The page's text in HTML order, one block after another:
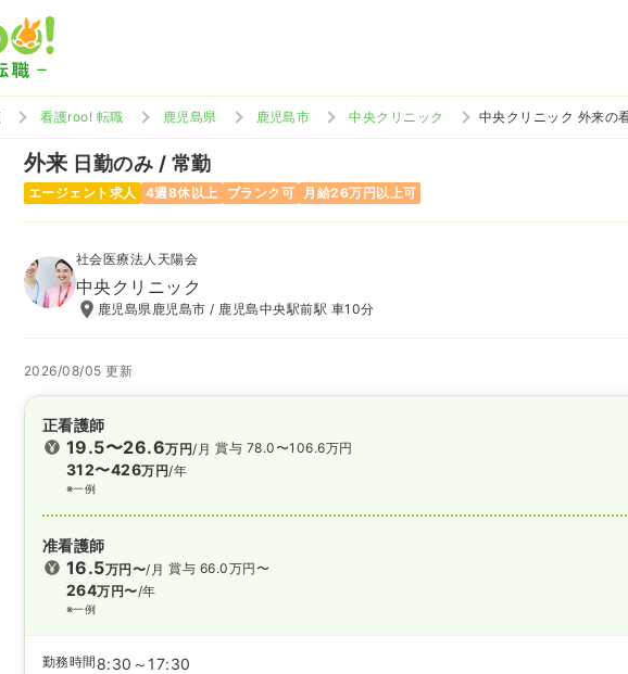
看護roo! 転職 鹿児島県 鹿児島市 中央クリニック 中央クリニック 外来の
外来 日勤のみ / 常勤
エージェント求人 4週8休以上 ブランク可 月給26万円以上可
社会医療法人天陽会
中央クリニック
鹿児島県鹿児島市 / 鹿児島中央駅前駅 車10分
2026/08/05 更新
正看護師
19.5〜26.6万円/月
312〜426万円/年
※一例
賞与 78.0〜106.6万円
准看護師
16.5万円〜/月
264万円〜/年
※一例
賞与 66.0万円〜
勤務時間 8:30～17:30